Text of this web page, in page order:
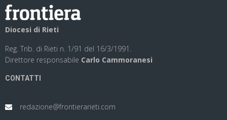
Diocesi di Rieti
Reg. Trib. di Rieti n. 1/91 del 16/3/1991.
Direttore responsabile Carlo Cammoranesi
CONTATTI
redazione@frontierarieti.com